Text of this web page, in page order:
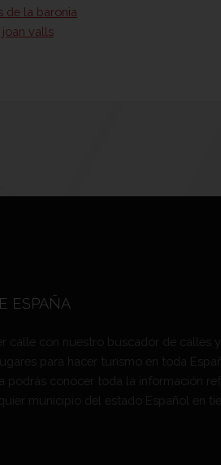
de la baronia
valls
ESPAÑA
calle con nuestro buscador de calles y
para hacer turismo en toda
podrás conocer toda la información
municipio del estado Español en